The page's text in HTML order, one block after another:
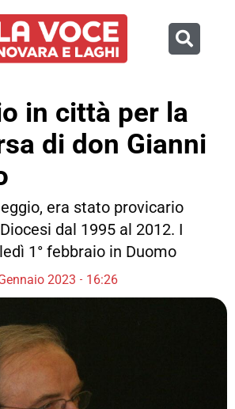
in città per la
di don Gianni
era stato provicario
dal 1995 al 2012. I
1° febbraio in Duomo
2023 16:26